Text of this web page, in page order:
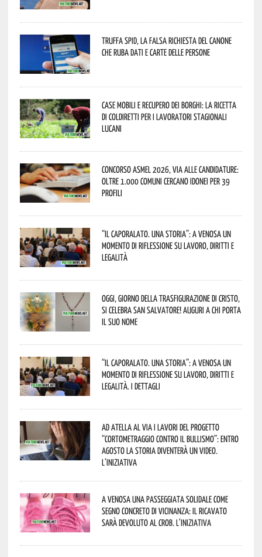
Truffa Spid, la falsa richiesta del canone
che ruba dati e carte delle persone
Case mobili e recupero dei borghi: la ricetta
di Coldiretti per i lavoratori stagionali
lucani
Concorso Asmel 2026, via alle candidature:
oltre 1.000 Comuni cercano idonei per 39
profili
“Il caporalato. Una storia”: a Venosa un
momento di riflessione su lavoro, diritti e
legalità
Oggi, giorno della Trasfigurazione di Cristo,
si celebra San Salvatore! Auguri a chi porta
il suo nome
“Il caporalato. Una storia”: a Venosa un
momento di riflessione su lavoro, diritti e
legalità. I dettagli
Ad Atella al via i lavori del progetto
“Cortometraggio contro il bullismo”: entro
agosto la storia diventerà un video.
L’iniziativa
A Venosa una passeggiata solidale come
segno concreto di vicinanza: il ricavato
sarà devoluto al CROB. L’iniziativa